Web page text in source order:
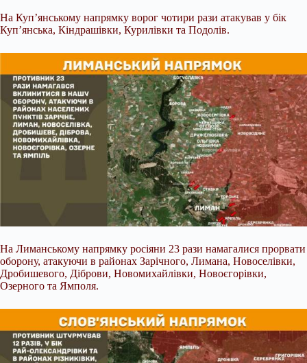
На Куп’янському напрямку ворог чотири рази атакував у бік
Куп’янська, Кіндрашівки, Курилівки та Подолів.
На Лиманському напрямку росіяни 23 рази намагалися прорвати
оборону, атакуючи в районах Зарічного, Лимана, Новоселівки,
Дробишевого, Діброви, Новомихайлівки, Новоєгорівки,
Озерного та Ямполя.